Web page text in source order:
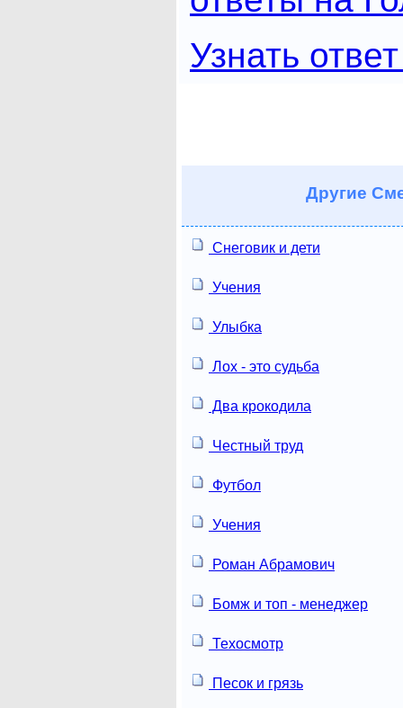
Узнать
Другие
Снеговик и дети
Учения
Улыбка
Лох - это судьба
Два крокодила
Честный труд
Футбол
Учения
Роман Абрамович
Бомж и топ - менеджер
Техосмотр
Песок и грязь